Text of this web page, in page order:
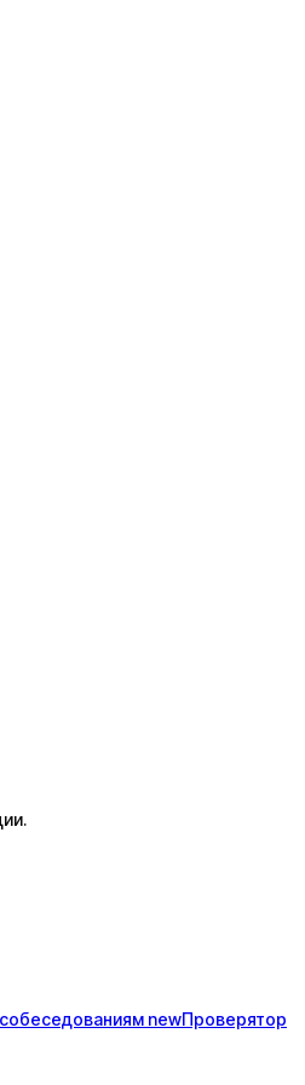
собеседованиям newПроверятор